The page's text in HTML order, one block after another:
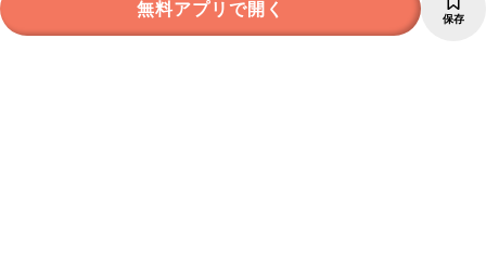
無料アプリで開く 保存